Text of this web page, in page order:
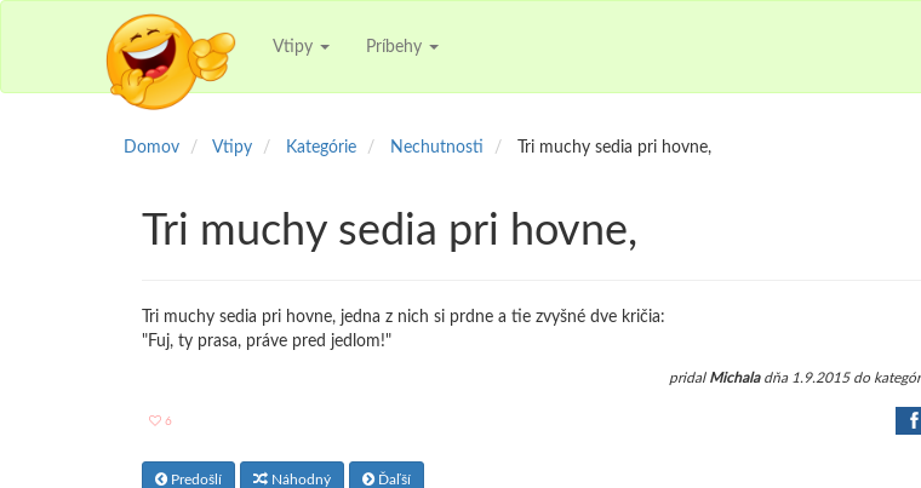
Vtipy Príbehy
Domov Vtipy Kategórie Nechutnosti Tri muchy sedia pri hovne,
Tri muchy sedia pri hovne,
Tri muchy sedia pri hovne, jedna z nich si prdne a tie zvyšné dve kričia:
"Fuj, ty prasa, práve pred jedlom!"
pridal Michaladňa 1.9.2015 do
6
Predošlí Náhodný Ďaľší